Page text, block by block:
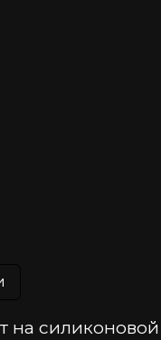
силиконовой